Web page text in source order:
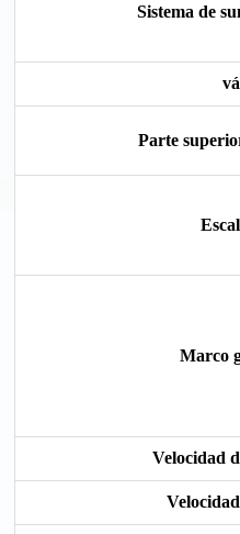
Sistema de
Parte
Marco
Velocidad